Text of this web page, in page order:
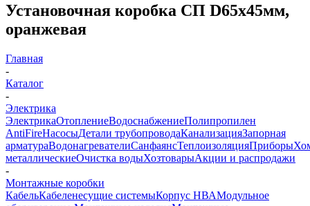
Установочная коробка СП D65х45мм,
оранжевая
Главная
-
Каталог
-
Электрика
ЭлектрикаОтоплениеВодоснабжениеПолипропилен
AntiFireНасосыДетали трубопроводаКанализацияЗапорная
арматураВодонагревателиСанфаянсТеплоизоляцияПриборы
металлическиеОчистка водыХозтоварыАкции и распродажи
-
Монтажные коробки
КабельКабеленесущие системыКорпус НВАМодульное